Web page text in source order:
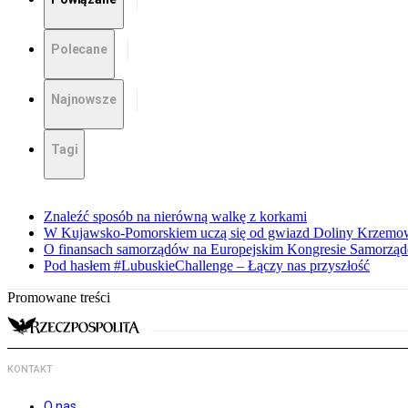
Polecane
Najnowsze
Tagi
Znaleźć sposób na nierówną walkę z korkami
W Kujawsko-Pomorskiem uczą się od gwiazd Doliny
O finansach samorządów na Europejskim Kongresie
Pod hasłem #LubuskieChallenge – Łączy nas przyszłość
Promowane treści
KONTAKT